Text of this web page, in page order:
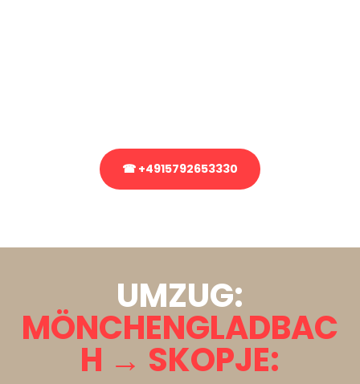
☎ +4915792653330
UMZUG:
MÖNCHENGLADBAC
H → SKOPJE: